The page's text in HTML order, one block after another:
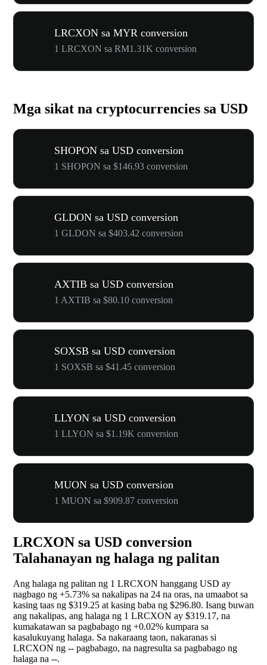
LRCXON sa MYR conversion
1 LRCXON sa RM1.31K conversion
Mga sikat na cryptocurrencies sa USD
SHOPON sa USD conversion
1 SHOPON sa $146.93 conversion
GLDON sa USD conversion
1 GLDON sa $403.42 conversion
AXTIB sa USD conversion
1 AXTIB sa $80.10 conversion
SOXSB sa USD conversion
1 SOXSB sa $41.45 conversion
LLYON sa USD conversion
1 LLYON sa $1.19K conversion
MUON sa USD conversion
1 MUON sa $909.87 conversion
LRCXON sa USD conversion
Talahanayan ng halaga ng palitan
Ang halaga ng palitan ng 1 LRCXON hanggang USD ay
nagbago ng +5.73% sa nakalipas na 24 na oras, na umaabot sa
kasing taas ng $319.25 at kasing baba ng $296.80. Isang buwan
ang nakalipas, ang halaga ng 1 LRCXON ay $319.17, na
kumakatawan sa pagbabago ng +0.02% kumpara sa
kasalukuyang halaga. Sa nakaraang taon, nakaranas si
LRCXON ng -- pagbabago, na nagresulta sa pagbabago ng
halaga na --.